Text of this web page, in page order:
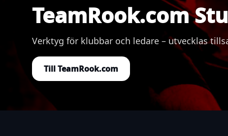
TeamRook.com
Verktyg för klubbar och ledare – utvecklas
Till TeamRook.com